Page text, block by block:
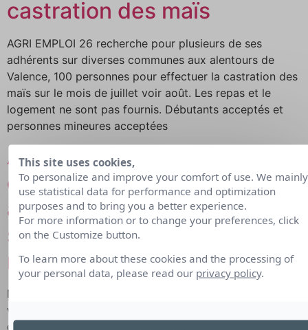
castration des maïs
AGRI EMPLOI 26 recherche pour plusieurs de ses
adhérents sur diverses communes aux alentours de
Valence, 100 personnes pour effectuer la castration des
maïs sur le mois de juillet voir août. Les repas et le
logement ne sont pas fournis. Débutants acceptés et
personnes mineures acceptées
Animateurs/
et Responsables de séjours
adaptés pour adultes en
situation de handicap
mental
Missions : garantir la sécurité et le bien-être des
vacanciers (traitements médicaux, argent, vie
quotidienne…) et organiser les loisirs (activités,
This site uses cookies,
To personalize and improve your comfort of use. We mainly
use statistical data for performance and optimization
purposes and to bring you a better experience.
For more information or to change your preferences, click
on the Customize button.
To learn more about these cookies and the processing of
your personal data, please read our privacy policy.